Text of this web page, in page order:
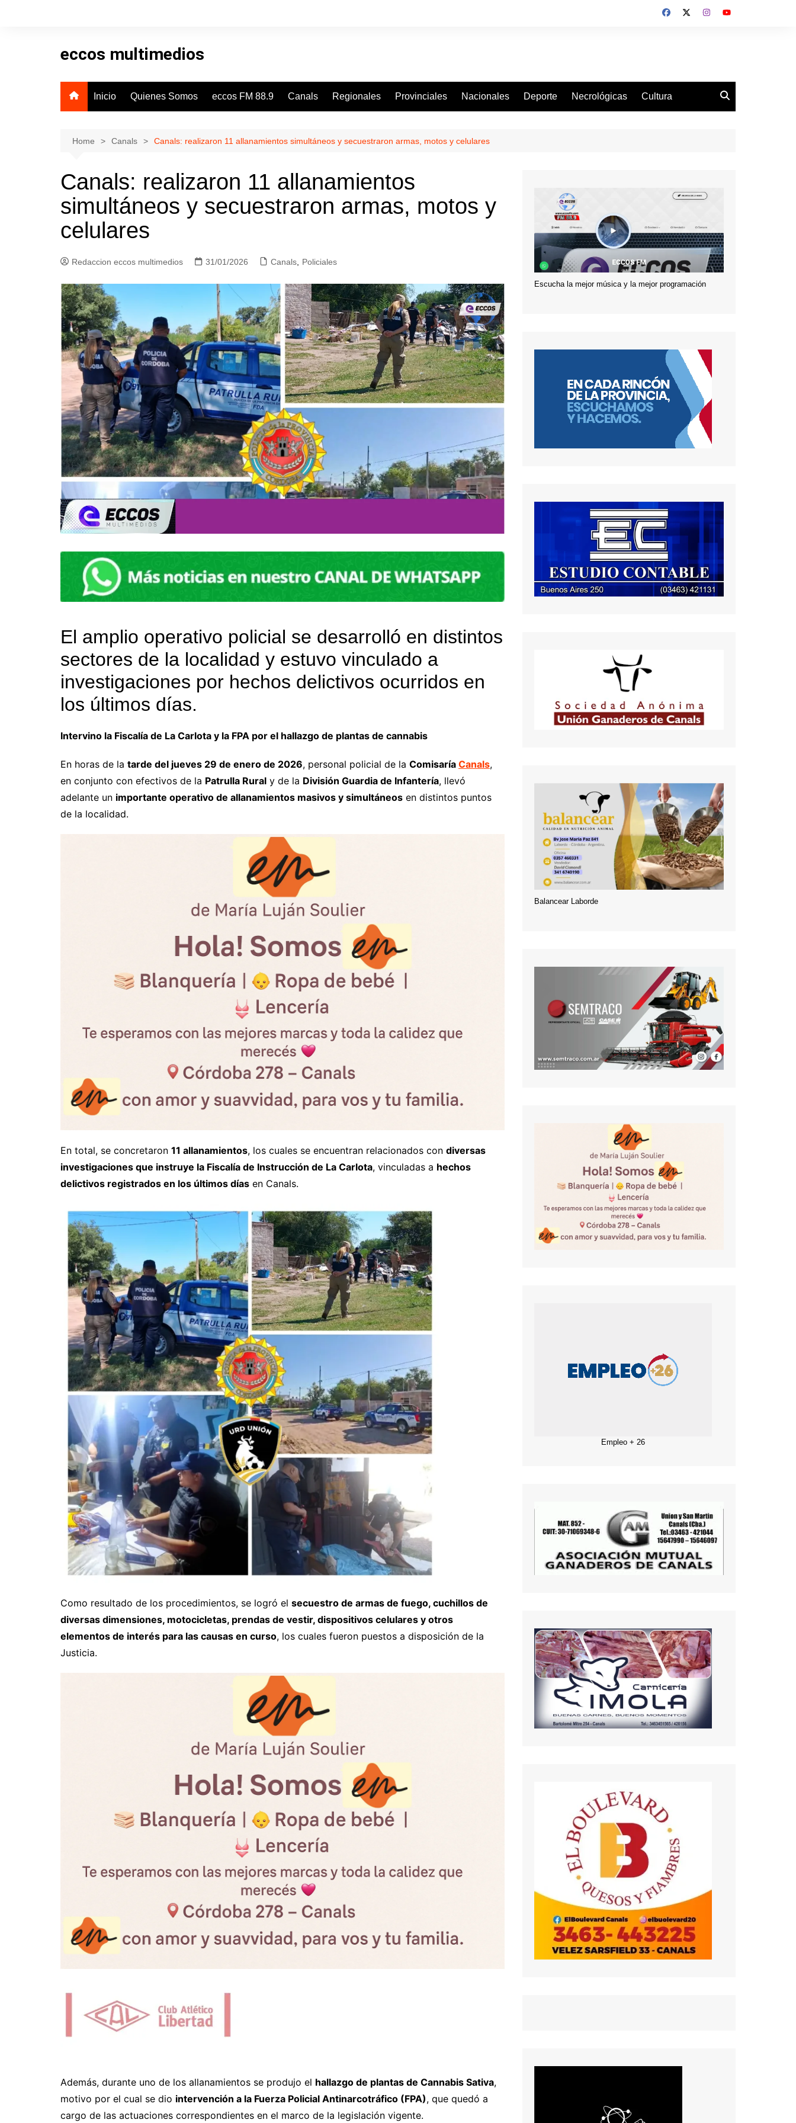
eccos multimedios
Inicio Quienes Somos eccos FM 88.9 Canals Regionales Provinciales Nacionales Deporte Necrológicas Cultura
Home Canals Canals: realizaron 11 allanamientos simultáneos y secuestraron armas, motos y celulares
Canals: realizaron 11 allanamientos
simultáneos y secuestraron armas, motos y
celulares
Redaccion eccos multimedios 31/01/2026 Canals Policiales
El amplio operativo policial se desarrolló en distintos
sectores de la localidad y estuvo vinculado a
investigaciones por hechos delictivos ocurridos en
los últimos días.
Intervino la Fiscalía de La Carlota y la FPA por el hallazgo de plantas de cannabis
En horas de la tarde del jueves 29 de enero de 2026, personal policial de la Comisaría Canals,
en conjunto con efectivos de la Patrulla Rural y de la División Guardia de Infantería, llevó
adelante un importante operativo de allanamientos masivos y simultáneos en distintos puntos
de la localidad.
En total, se concretaron 11 allanamientos, los cuales se encuentran relacionados con diversas
investigaciones que instruye la Fiscalía de Instrucción de La Carlota, vinculadas a hechos
delictivos registrados en los últimos días en Canals.
Como resultado de los procedimientos, se logró el secuestro de armas de fuego, cuchillos de
diversas dimensiones, motocicletas, prendas de vestir, dispositivos celulares y otros
elementos de interés para las causas en curso, los cuales fueron puestos a disposición de la
Justicia.
Además, durante uno de los allanamientos se produjo el hallazgo de plantas de Cannabis Sativa,
motivo por el cual se dio intervención a la Fuerza Policial Antinarcotráfico (FPA), que quedó a
cargo de las actuaciones correspondientes en el marco de la legislación vigente.
Escucha la mejor música y la mejor programación
Balancear Laborde
Empleo + 26